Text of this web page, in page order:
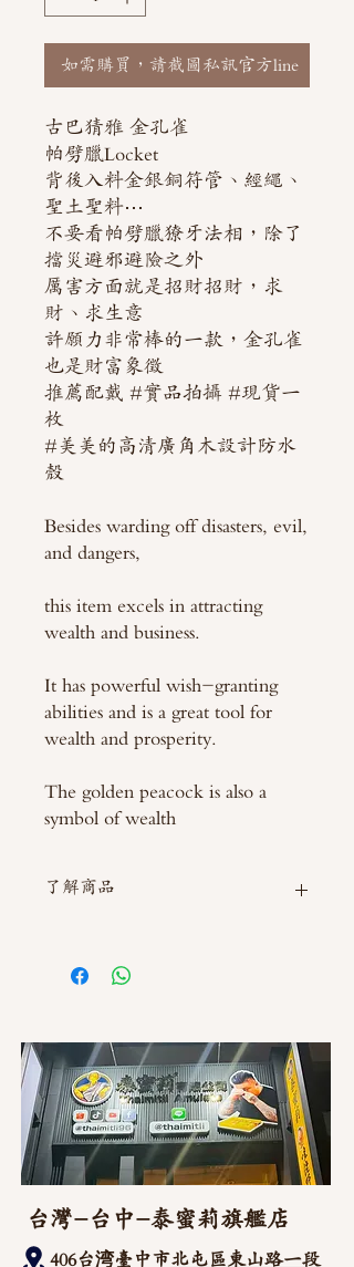
如需購買，請截圖私訊官方line
古巴猜雅 金孔雀
帕劈臘Locket
背後入料金銀銅符管、經繩、
聖土聖料⋯
不要看帕劈臘獠牙法相，除了
擋災避邪避險之外
厲害方面就是招財招財，求
財、求生意
許願力非常棒的一款，金孔雀
也是財富象徵
推薦配戴 #實品拍攝 #現貨一
枚
#美美的高清廣角木設計防水
殼
Besides warding off disasters, evil,
and dangers,
this item excels in attracting
wealth and business.
It has powerful wish-granting
abilities and is a great tool for
wealth and prosperity.
The golden peacock is also a
symbol of wealth
了解商品
台灣-台中-泰蜜莉旗艦店
406台湾臺中市北屯區東山路一段